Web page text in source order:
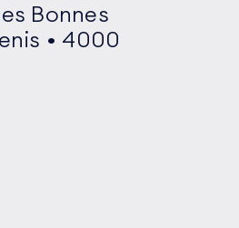
Bonnes
• 4000